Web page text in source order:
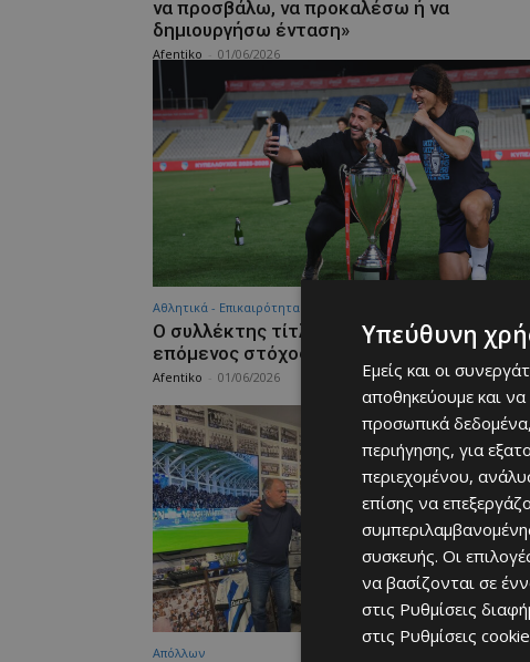
να προσβάλω, να προκαλέσω ή να
δημιουργήσω ένταση»
Afentiko 01/06/2026
Αθλητικά - Επικαιρότητα
Ο συλλέκτης τίτλων Νταβίντ Λουίζ και ο…
επόμενος στόχος
Afentiko 01/06/2026
Απόλλων
Υπεύθυνη
Εμείς και οι
αποθηκεύουμε και
προσωπικά
περιήγησης, για
περιεχομένου,
επίσης να
συσκευής. Οι
να βασίζονται σε
στις Ρυθμίσεις
στις Ρυθμίσεις